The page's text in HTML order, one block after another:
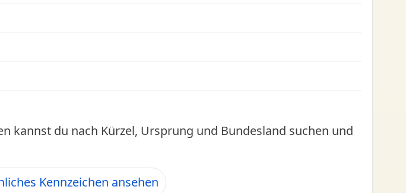
kannst du nach Kürzel, Ursprung und Bundesland suchen und
Kennzeichen ansehen